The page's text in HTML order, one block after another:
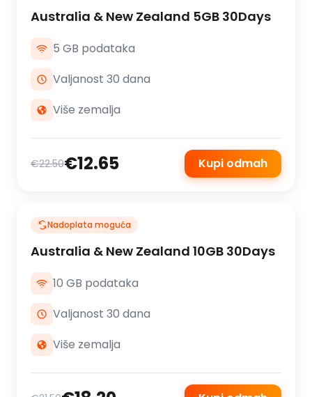
Australia & New Zealand 5GB 30Days
5 GB podataka
Valjanost 30 dana
Više zemalja
€22.50€12.65 Kupi odmah
Nadoplata moguća
Australia & New Zealand 10GB 30Days
10 GB podataka
Valjanost 30 dana
Više zemalja